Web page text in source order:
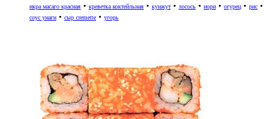
икра масаго красная • креветка коктейльная • кунжут • лосось • нори • огурец • рис •
соус унаги • сыр cremette • угорь